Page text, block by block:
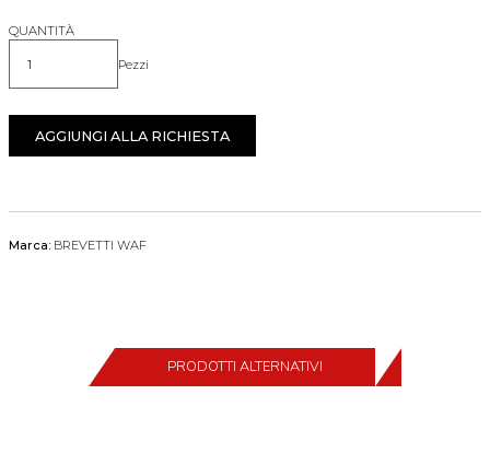
QUANTITÀ
Quantità Pezzi
AGGIUNGI ALLA RICHIESTA
Marca: BREVETTI WAF
PRODOTTI ALTERNATIVI